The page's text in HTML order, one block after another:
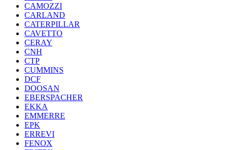
CAMOZZI
CARLAND
CATERPILLAR
CAVETTO
CERAY
CNH
CTP
CUMMINS
DCF
DOOSAN
EBERSPACHER
EKKA
EMMERRE
EPK
ERREVI
FENOX